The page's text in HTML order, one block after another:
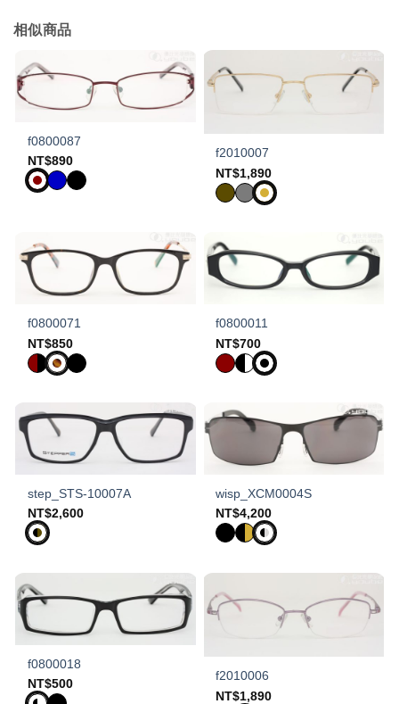
相似商品
f0800087
NT$890
f2010007
NT$1,890
f0800071
NT$850
f0800011
NT$700
step_STS-10007A
NT$2,600
wisp_XCM0004S
NT$4,200
f0800018
NT$500
f2010006
NT$1,890